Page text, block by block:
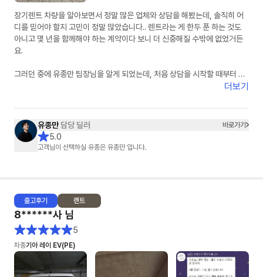
장기렌트 차량을 알아보면서 정말 많은 업체와 상담을 해봤는데, 솔직히 어
디를 믿어야 할지 고민이 정말 많았습니다.. 렌트라는 게 한두 푼 하는 것도
아니고 몇 년을 함께해야 하는 계약이다 보니 더 신중해질 수밖에 없었거든
요.
그러던 중에 유종만 팀장님을 알게 되었는데, 처음 상담을 시작할 때부터 느
낌이 정말 달랐습니다. 무엇보다 피드백이 정말 빠르셨습니다. 궁금한 게 있
건이나 견적 관련해서도 하나하나 자세하게 설명해주셔서 믿음이 갔습니다.
특히 좋았던 점은 거짓 없이 솔직한 견적을 주신다는 점이었습니다. 다른 곳
에서는 무조건 싸다고만 하거나 나중에 추가 조건이 붙는 경우도 많았는데,
또 한 가지 정말 만족스러웠던 부분은 꼼꼼한 사후관리입니다. 사실 계약하
고 나면 연락이 잘 안 되는 경우도 많다고 들었는데, 차량 출고 과정에서도 계
속 진행 상황을 알려주시고, 출고 이후에도 필요한 부분이 있는지 먼저 챙겨
일을 하시는 분이구나”라는 생각이 들었습니다.
제 주변에 차량 알아보시는 분들께 자신 있게 추천드리겠습니다.
더보기
유종만 담당 딜러 바로가기
5.0
고객님이 선택하실 유종은 유종만 입니다.
출고후기 렌트
8******사 님
5
차종기아 레이 EV(PE)